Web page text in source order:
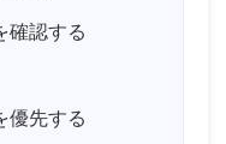
確認する
優先する